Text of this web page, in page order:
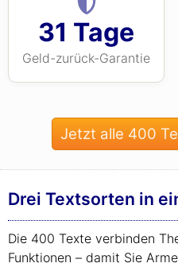
31 Tage
Geld-zurück-Garantie
Jetzt alle 400
Drei Textsorten in
Die 400 Texte verbinden
Funktionen – damit Sie